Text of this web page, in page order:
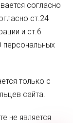
согласно
ст.24
и ст.6
только с
сайта.
не является